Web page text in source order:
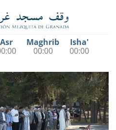
Asr
Maghrib
00:00
Isha'
00:00